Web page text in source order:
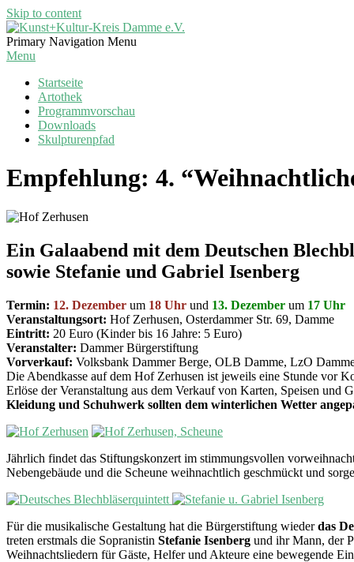
Skip to content
Kunst+Kultur-
Kreis
Primary Navigation Menu
Menu
Startseite
Artothek
Programmvorschau
Downloads
Skulpturenpfad
Empfehlung: 4.
Ein Galaabend mit dem Deutschen
sowie Stefanie und Gabriel Isenberg
Termin: 12. Dezember um 18 Uhr und 13. Dezember um 17 Uhr
Veranstaltungsort: Hof Zerhusen, Osterdammer Str. 69, Damme
Eintritt: 20 Euro (Kinder bis 16 Jahre: 5 Euro)
Veranstalter: Dammer Bürgerstiftung
Vorverkauf: Volksbank Dammer Berge, OLB Damme, LzO
Die Abendkasse auf dem Hof Zerhusen ist jeweils eine Stunde vor
Erlöse der Veranstaltung aus dem Verkauf von Karten, Speisen und
Kleidung und Schuhwerk sollten dem winterlichen Wetter
Jährlich findet das Stiftungskonzert im stimmungsvollen
Nebengebäude und die Scheune weihnachtlich geschmückt und
Für die musikalische Gestaltung hat die Bürgerstiftung wiederdas
treten erstmals die Sopranistin Stefanie Isenberg und ihr Mann, der
Weihnachtsliedern für Gäste, Helfer und Akteure eine bewegende